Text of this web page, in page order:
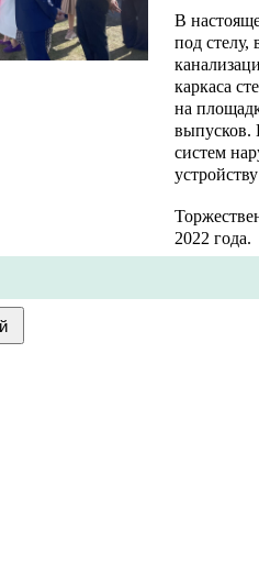
В
под стелу,
каркаса
на
выпусков.
систем
2022 года.